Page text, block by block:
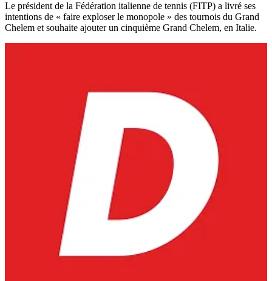
Le président de la Fédération italienne de tennis (FITP) a livré ses
intentions de « faire exploser le monopole » des tournois du Grand
Chelem et souhaite ajouter un cinquième Grand Chelem, en Italie.